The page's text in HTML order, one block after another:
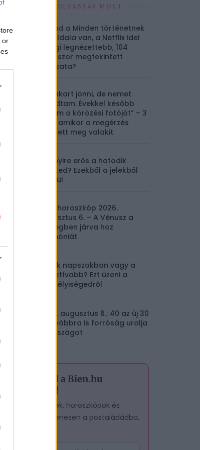
or
EZEKET OLVASSÁK MOST
Mit tud a Minden történetnek
két oldala van, a Netflix idei
eddigi legnézettebb, 104
milliószor megtekintett
sorozata?
„Fel akart jönni, de nemet
mondtam. Évekkel később
láttam a körözési fotóját” – 3
eset, amikor a megérzés
mentett meg valakit
Mennyire erős a hatodik
érzéked? Ezekből a jelekből
kiderül
Napi horoszkóp 2026.
augusztus 6. – A Vénusz a
Mérlegben járva hoz
harmóniát
Melyik napszakban vagy a
legaktívabb? Ezt üzeni a
személyiségedről
2026. augusztus 6.: 40 az új 30
– Továbbra is forróság uralja
az országot
Iratkozz fel a Bien.hu
hírlevelére!
A legjobb cikkek, horoszkópok és
tesztek – egyenesen a postaládádba,